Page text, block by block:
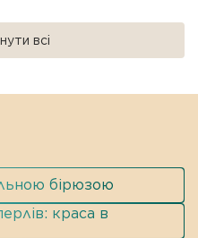
всі
бірюзою
краса в